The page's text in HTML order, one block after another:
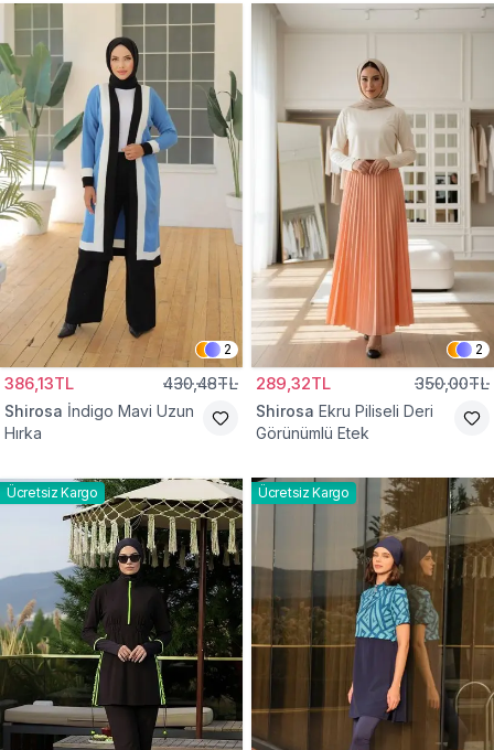
2
386,13TL 430,48TL
Shirosa İndigo Mavi Uzun
Hırka
2
289,32TL 350,00TL
Shirosa Ekru Piliseli Deri
Görünümlü Etek
Ücretsiz Kargo Ücretsiz Kargo